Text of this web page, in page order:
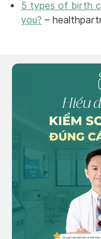
5 types of birth
you? –